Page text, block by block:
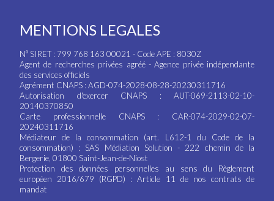
MENTIONS LEGALES
N° SIRET : 799 768 163 00021 - Code APE : 8030Z
Agent de recherches privées agréé - Agence privée indépendante
des services officiels
Agrément CNAPS : AGD-074-2028-08-28-20230311716
Autorisation d'exercer CNAPS : AUT-069-2113-02-10-
20140370850
Carte professionnelle CNAPS : CAR-074-2029-02-07-
20240311716
Médiateur de la consommation (art. L612-1 du Code de la
consommation) : SAS Médiation Solution - 222 chemin de la
Bergerie, 01800 Saint-Jean-de-Niost
Protection des données personnelles au sens du Règlement
européen 2016/679 (RGPD) : Article 11 de nos contrats de
mandat